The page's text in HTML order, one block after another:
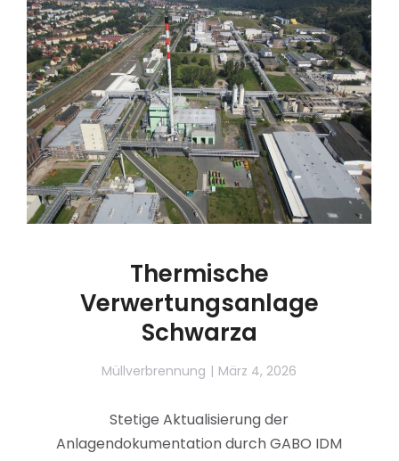
Thermische
Verwertungsanlage
Schwarza
Müllverbrennung März 4, 2026
Stetige Aktualisierung der
Anlagendokumentation durch GABO IDM